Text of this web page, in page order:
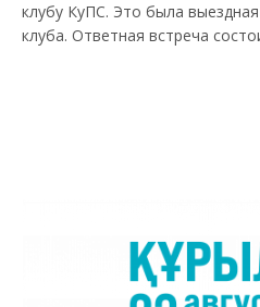
клубу КуПС. Это была выездная
клуба. Ответная встреча